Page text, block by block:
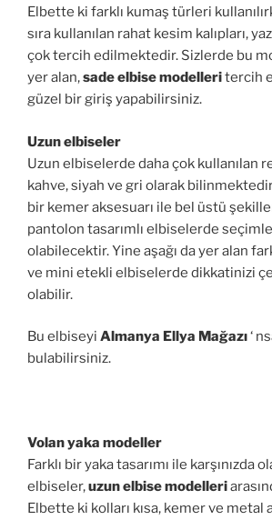
Elbette ki farklı kumaş türleri
sıra kullanılan rahat kesim kalıpları,
çok tercih edilmektedir. Sizlerde bu
yer alan,sade elbise modelleritercih
güzel bir giriş yapabilirsiniz.
Uzun elbiseler
Uzun elbiselerde daha çok kullanılan
kahve, siyah ve gri olarak
bir kemer aksesuarı ile bel üstü
pantolon tasarımlı elbiselerde
olabilecektir. Yine aşağı da yer alan
ve mini etekli elbiselerde dikkatinizi
olabilir.
Bu elbiseyi Almanya Ellya Mağazı‘
bulabilirsiniz.
Volan yaka modeller
Farklı bir yaka tasarımı ile karşınızda
elbiseler,uzun elbise modelleri
Elbette ki kolları kısa, kemer ve metal